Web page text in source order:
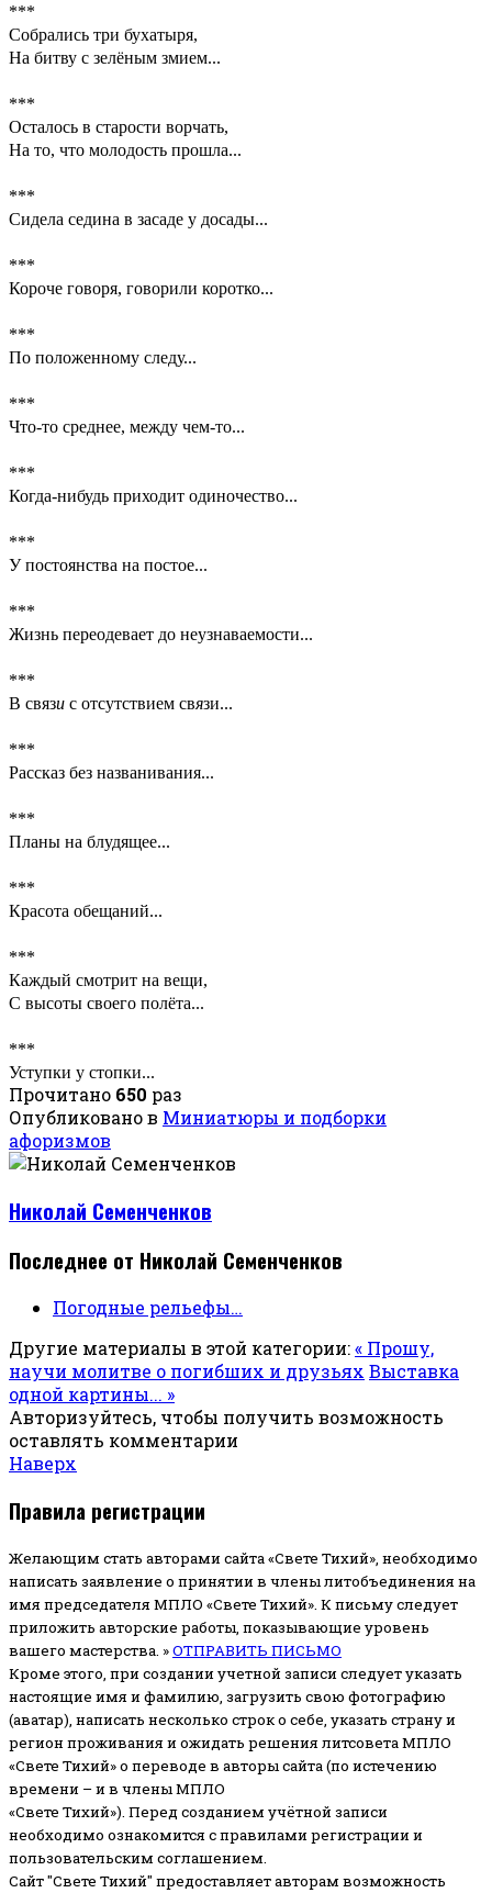
***
Собрались три бухатыря,
На битву с зелёным змием...
***
Осталось в старости ворчать,
На то, что молодость прошла...
***
Сидела седина в засаде у досады...
***
Короче говоря, говорили коротко...
***
По положенному следу...
***
Что-то среднее, между чем-то...
***
Когда-нибудь приходит одиночество...
***
У постоянства на постое...
***
Жизнь переодевает до неузнаваемости...
***
В связи с отсутствием связи...
***
Рассказ без названивания...
***
Планы на блудящее...
***
Красота обещаний...
***
Каждый смотрит на вещи,
С высоты своего полёта...
***
Уступки у стопки...
Прочитано 650 раз
Опубликовано в Миниатюры и подборки
афоризмов
Николай Семенченков
Последнее от Николай Семенченков
Погодные рельефы…
Другие материалы в этой категории:« Прошу,
научи молитве о погибших и друзьях Выставка
одной картины... »
Авторизуйтесь, чтобы получить возможность
оставлять комментарии
Наверх
Правила регистрации
Желающим стать авторами сайта «Свете Тихий», необходимо
написать заявление о принятии в члены литобъединения на
имя председателя МПЛО «Свете Тихий». К письму следует
приложить авторские работы, показывающие уровень
вашего мастерства. »ОТПРАВИТЬ ПИСЬМО
Кроме этого, при создании учетной записи следует указать
настоящие имя и фамилию, загрузить свою фотографию
(аватар), написать несколько строк о себе, указать страну и
регион проживания и ожидать решения литсовета МПЛО
«Свете Тихий» о переводе в авторы сайта (по истечению
времени – и в члены МПЛО
«Свете Тихий»). Перед созданием учётной записи
необходимо ознакомится с правилами регистрации и
пользовательским соглашением.
Сайт "Свете Тихий" предоставляет авторам возможность